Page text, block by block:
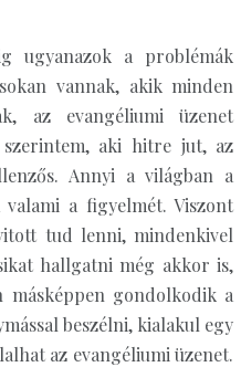
ugyanazok a problémák
vannak, akik minden
az evangéliumi üzenet
szerintem, aki hitre jut, az
Annyi a világban a
a figyelmét. Viszont
tud lenni, mindenkivel
hallgatni még akkor is,
másképpen gondolkodik a
beszélni, kialakul egy
az evangéliumi üzenet.